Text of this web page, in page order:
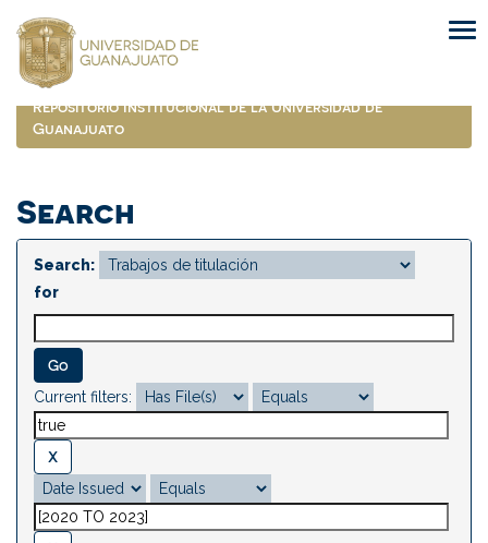
navigation
Repositorio Institucional de la Universidad de
Guanajuato
Search
Search:
for
Current filters: